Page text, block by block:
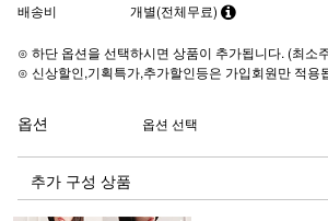
배송비 개별(전체무료)
⊙ 하단 옵션을 선택하시면 상품이 추가됩니다. (최소
⊙ 신상할인,기획특가,추가할인등은 가입회원만 적용
옵션
추가 구성 상품